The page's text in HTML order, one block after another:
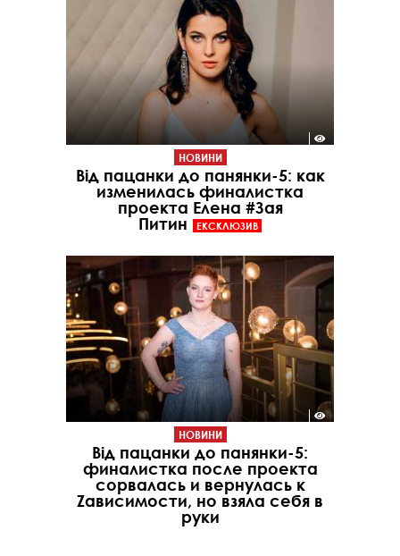
НОВИНИ
Від пацанки до панянки-5: как
изменилась финалистка
проекта Елена #Зая
Питин
ЕКСКЛЮЗИВ
НОВИНИ
Від пацанки до панянки-5:
финалистка после проекта
сорвалась и вернулась к
Zависимости, но взяла себя в
руки